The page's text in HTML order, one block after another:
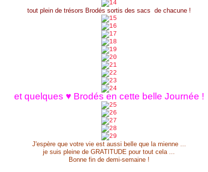
tout plein de trésors Brodés sortis des sacs de chacune !
et quelques ♥ Brodés en cette belle Journée !
J'espère que votre vie est aussi belle que la mienne ...
je suis pleine de GRATITUDE pour tout cela ...
Bonne fin de demi-semaine !